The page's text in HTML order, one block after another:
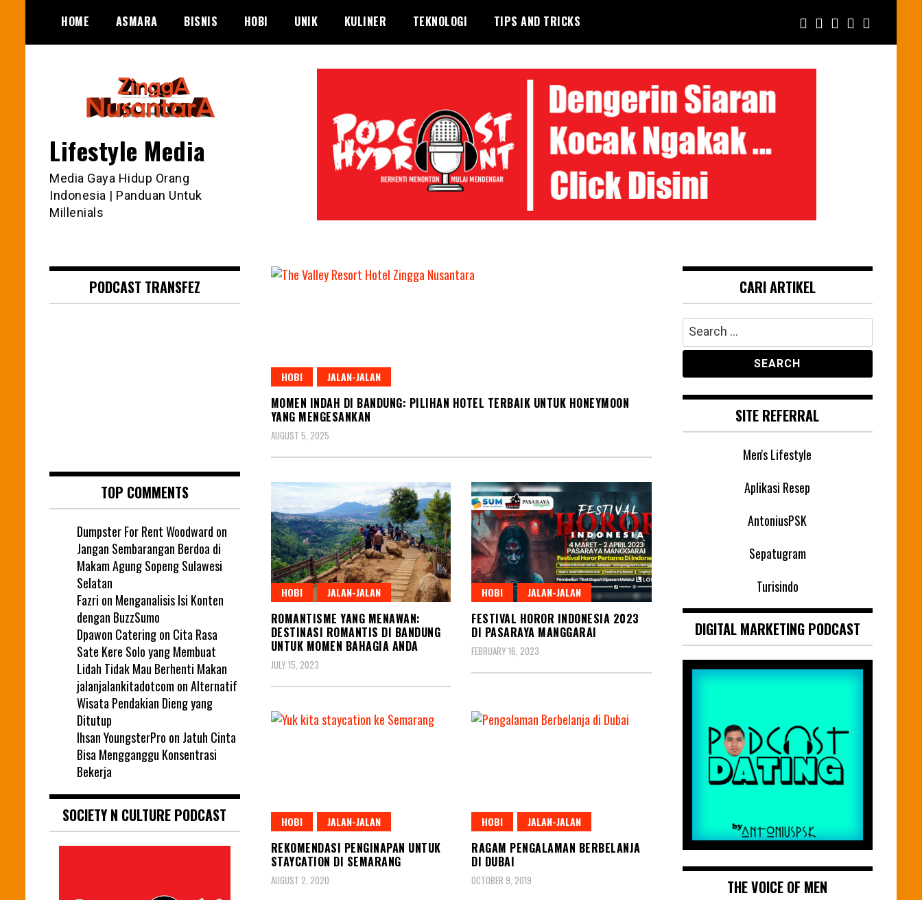
content
HOME ASMARA BISNIS HOBI UNIK KULINER TEKNOLOGI TIPS AND TRICKS
Lifestyle Media
Media Gaya Hidup Orang
Indonesia | Panduan Untuk
Millenials
HOBI JALAN-JALAN
MOMEN INDAH DI BANDUNG: PILIHAN HOTEL TERBAIK UNTUK HONEYMOON
YANG MENGESANKAN
AUGUST 5, 2025
HOBI JALAN-JALAN
ROMANTISME YANG MENAWAN:
DESTINASI ROMANTIS DI BANDUNG
UNTUK MOMEN BAHAGIA ANDA
JULY 15, 2023
HOBI JALAN-JALAN
FESTIVAL HOROR INDONESIA 2023
DI PASARAYA MANGGARAI
FEBRUARY 16, 2023
HOBI JALAN-JALAN
REKOMENDASI PENGINAPAN UNTUK
STAYCATION DI SEMARANG
AUGUST 2, 2020
HOBI JALAN-JALAN
RAGAM PENGALAMAN BERBELANJA
DI DUBAI
OCTOBER 9, 2019
PODCAST TRANSFEZ
TOP COMMENTS
Dumpster For Rent Woodward on
Jangan Sembarangan Berdoa di
Makam Agung Sopeng Sulawesi
Selatan
Fazri on Menganalisis Isi Konten
dengan BuzzSumo
Dpawon Cateringon Cita Rasa
Sate Kere Solo yang Membuat
Lidah Tidak Mau Berhenti Makan
jalanjalankitadotcom onAlternatif
Wisata Pendakian Dieng yang
Ditutup
Ihsan YoungsterPro on Jatuh Cinta
Bisa Mengganggu Konsentrasi
Bekerja
SOCIETY N CULTURE PODCAST
CARI ARTIKEL
Search
for:
SITE REFERRAL
Men's Lifestyle
Aplikasi Resep
AntoniusPSK
Sepatugram
Turisindo
DIGITAL MARKETING PODCAST
THE VOICE OF MEN